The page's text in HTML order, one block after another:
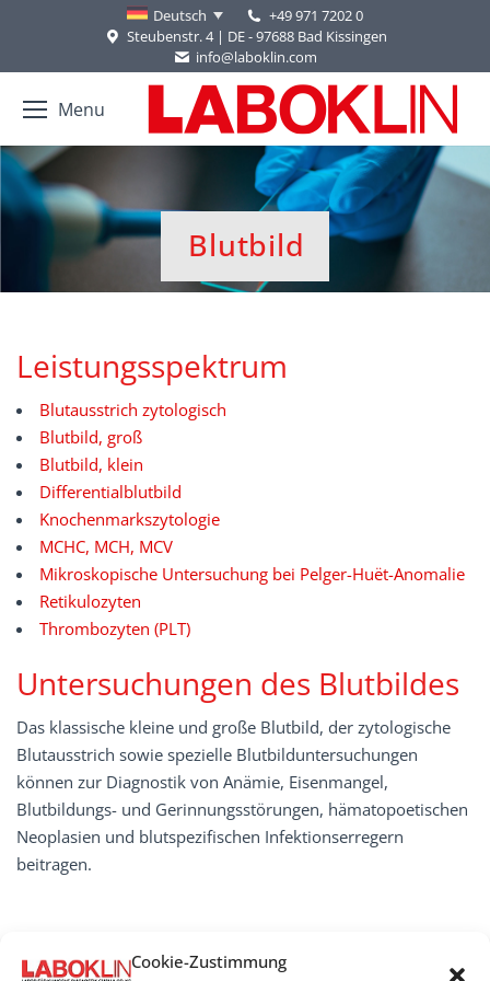
Cookie-Zustimmung
Deutsch
+49 971 7202 0
Steubenstr. 4 | DE - 97688 Bad Kissingen
info@laboklin.com
Menu
Blutbild
Sie befinden sich hier:
Leistungsspektrum
Blutausstrich zytologisch
Blutbild, groß
Blutbild, klein
Differentialblutbild
Knochenmarkszytologie
MCHC, MCH, MCV
Mikroskopische Untersuchung bei Pelger-Huët-Anomalie
Retikulozyten
Thrombozyten (PLT)
Untersuchungen des Blutbildes
Das klassische kleine und große Blutbild, der zytologische
Blutausstrich sowie spezielle Blutbilduntersuchungen
können zur Diagnostik von Anämie, Eisenmangel,
Blutbildungs- und Gerinnungsstörungen, hämatopoetischen
Neoplasien und blutspezifischen Infektionserregern
beitragen.
HäMATOLOGIE